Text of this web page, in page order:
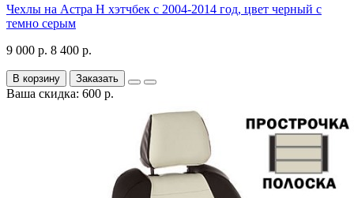
Чехлы на Астра H хэтчбек с 2004-2014 год, цвет черный с
темно серым
9 000 р. 8 400 р.
В корзину Заказать
Ваша скидка: 600 р.